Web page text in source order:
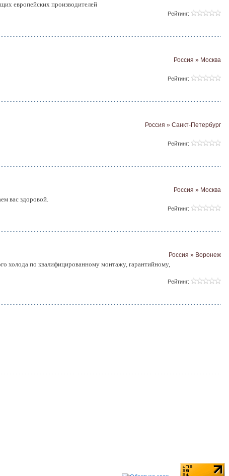
европейских производителей
Рейтинг:
Россия » Москва
Рейтинг:
Россия » Санкт-Петербург
Рейтинг:
Россия » Москва
вас здоровой.
Рейтинг:
Россия » Воронеж
холода по квалифицированному монтажу, гарантийному,
Рейтинг: